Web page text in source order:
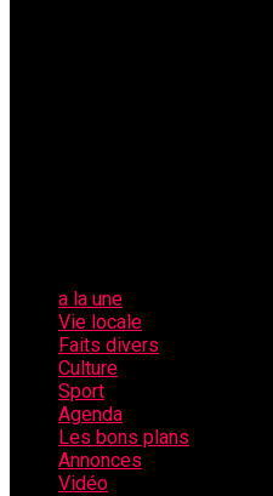
a la une
Vie locale
Faits divers
Culture
Sport
Agenda
Les bons plans
Annonces
Vidéo